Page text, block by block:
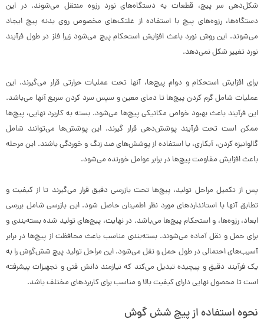
شکل‌دهی سر پیچ، قطعات به دستگاه‌های نورد رزوه منتقل می‌شوند. در این
دستگاه‌ها، رزوه‌های پیچ با استفاده از غلتک‌های مخصوص روی بدنه پیچ ایجاد
می‌شوند. این روش نورد باعث افزایش استحکام پیچ می‌شود زیرا فلز در طول فرآیند
نورد تغییر شکل نمی‌دهد.
برای افزایش استحکام و دوام پیچ‌ها، آنها تحت عملیات حرارتی قرار می‌گیرند. این
عملیات شامل گرم کردن پیچ‌ها تا دمای معین و سپس سرد کردن سریع آنها می‌باشد.
این فرآیند باعث بهبود خواص مکانیکی پیچ‌ها می‌شود. بسته به کاربرد نهایی، پیچ‌ها
ممکن است تحت فرآیند پوشش‌دهی قرار گیرند. این پوشش‌ها می‌توانند شامل
گالوانیزه کردن، آبکاری، یا استفاده از پوشش‌های ضد زنگ و خوردگی باشند. این مرحله
باعث افزایش مقاومت پیچ‌ها در برابر عوامل خورنده می‌شود.
پس از تکمیل مراحل تولید، پیچ‌ها تحت بازرسی دقیق قرار می‌گیرند تا از کیفیت و
تطابق آنها با استانداردهای مورد نظر اطمینان حاصل شود. این بازرسی شامل بررسی
ابعاد، رزوه‌ها، و استحکام پیچ‌ها می‌باشد. در نهایت، پیچ‌های تولید شده بسته‌بندی و
برای حمل و نقل آماده می‌شوند. بسته‌بندی مناسب باعث محافظت از پیچ‌ها در برابر
آسیب‌های احتمالی در طول حمل و نقل می‌شود. این مراحل تولید پیچ شش‌گوش را به
یک فرآیند دقیق و پیچیده تبدیل می‌کند که نیازمند دانش فنی و تجهیزات پیشرفته
است تا محصول نهایی دارای کیفیت بالا و مناسب برای کاربردهای مختلف باشد.
نحوه استفاده از پیچ شش گوش